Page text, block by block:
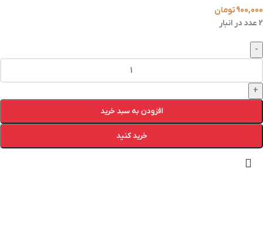
900,000تومان
2 عدد در انبار
-
+
افزودن به سبد خرید
خرید کنید